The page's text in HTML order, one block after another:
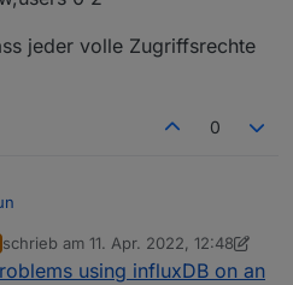
jeder volle Zugriffsrechte
0
wenn ich an meinen mount
anhänge?
schrieb am 11. Apr. 2022, 12:48
zuletzt editiert von Thomas Braun
using influxDB on an